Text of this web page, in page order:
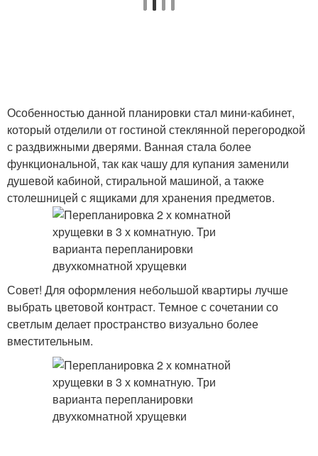
Особенностью данной планировки стал мини-кабинет,
который отделили от гостиной стеклянной перегородкой
с раздвижными дверями. Ванная стала более
функциональной, так как чашу для купания заменили
душевой кабиной, стиральной машиной, а также
столешницей с ящиками для хранения предметов.
Совет! Для оформления небольшой квартиры лучше
выбрать цветовой контраст. Темное с сочетании со
светлым делает пространство визуально более
вместительным.